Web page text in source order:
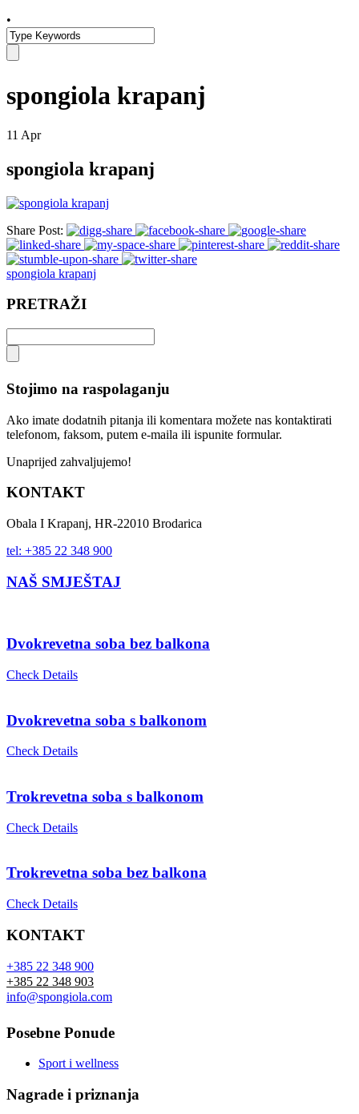
•
spongiola krapanj
11 Apr
spongiola krapanj
Share Post:
spongiola krapanj
PRETRAŽI
Stojimo na raspolaganju
Ako imate dodatnih pitanja ili komentara možete nas kontaktirati
telefonom, faksom, putem e-maila ili ispunite formular.
Unaprijed zahvaljujemo!
KONTAKT
Obala I Krapanj, HR-22010 Brodarica
tel: +385 22 348 900
NAŠ SMJEŠTAJ
Dvokrevetna soba bez balkona
Check Details
Dvokrevetna soba s balkonom
Check Details
Trokrevetna soba s balkonom
Check Details
Trokrevetna soba bez balkona
Check Details
KONTAKT
+385 22 348 900
+385 22 348 903
info@spongiola.com
Posebne Ponude
Sport i wellness
Nagrade i priznanja